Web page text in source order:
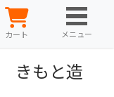
カート メニュー
きもと造